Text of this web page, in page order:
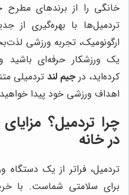
خانگی را از برندهای
تردمیل‌ها با بهره‌گیری از
ارگونومیک، تجربه ورزشی
یک ورزشکار حرفه‌ای
کرده‌اید، درجیم لند تردمیلی
اهداف ورزشی خود پیدا
چرا تردمیل؟
در خانه
تردمیل، فراتر از یک دستگاه
برای سلامتی شماست. با